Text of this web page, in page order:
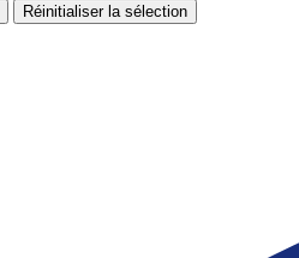
Réinitialiser la sélection